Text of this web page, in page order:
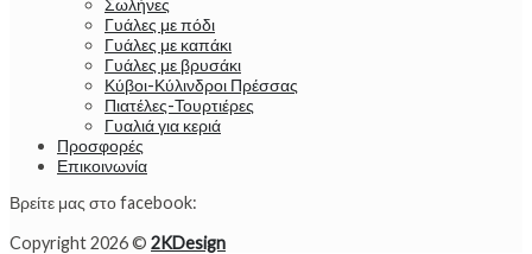
Γυάλες με πόδι
Γυάλες με καπάκι
Γυάλες με βρυσάκι
Κύβοι-Κύλινδροι Πρέσσας
Πιατέλες-Τουρτιέρες
Γυαλιά για κεριά
Προσφορές
Επικοινωνία
Βρείτε μας στο facebook:
Copyright 2026 © 2KDesign